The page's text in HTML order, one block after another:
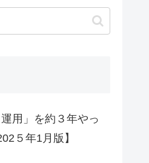
用」を約３年やっ
５年1月版】